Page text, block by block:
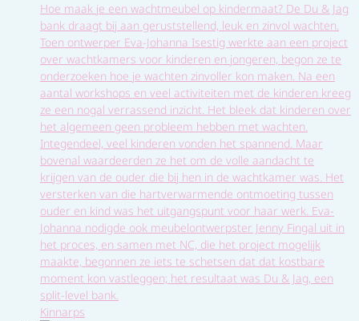
Hoe maak je een wachtmeubel op kindermaat? De Du & Jag
bank draagt bij aan geruststellend, leuk en zinvol wachten.
Toen ontwerper Eva-Johanna Isestig werkte aan een project
over wachtkamers voor kinderen en jongeren, begon ze te
onderzoeken hoe je wachten zinvoller kon maken. Na een
aantal workshops en veel activiteiten met de kinderen kreeg
ze een nogal verrassend inzicht. Het bleek dat kinderen over
het algemeen geen probleem hebben met wachten.
Integendeel, veel kinderen vonden het spannend. Maar
bovenal waardeerden ze het om de volle aandacht te
krijgen van de ouder die bij hen in de wachtkamer was. Het
versterken van die hartverwarmende ontmoeting tussen
ouder en kind was het uitgangspunt voor haar werk. Eva-
Johanna nodigde ook meubelontwerpster Jenny Fingal uit in
het proces, en samen met NC, die het project mogelijk
maakte, begonnen ze iets te schetsen dat dat kostbare
moment kon vastleggen; het resultaat was Du & Jag, een
split-level bank.
Kinnarps